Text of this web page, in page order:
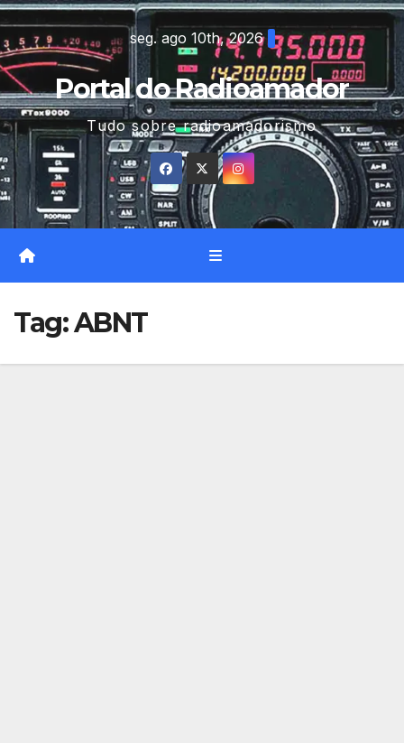
Skip
to
content
seg. ago 10th, 2026
Portal do Radioamador
Tudo sobre radioamadorismo
Tag:ABNT